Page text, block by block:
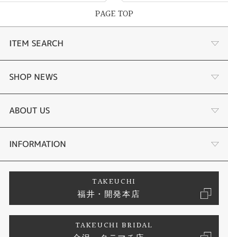
PAGE TOP
ITEM SEARCH
婚約指輪
結婚指輪
セットリング
婚約ネックレス
エタニティリング
SHOP NEWS
ふくい時計宝石修理研究所
タケウチのこだわり
プロポーズサポート
ブランドリスト
ABOUT US
会社概要
お客様の声
INFORMATION
TAKEUCHI
福井・開発本店
TAKEUCHI BRIDAL